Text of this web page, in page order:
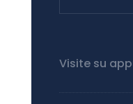
Visite su